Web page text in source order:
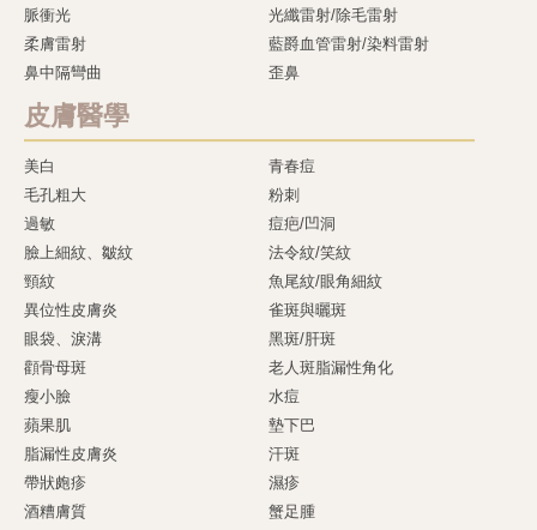
脈衝光
光纖雷射/除毛雷射
柔膚雷射
藍爵血管雷射/染料雷射
鼻中隔彎曲
歪鼻
皮膚醫學
美白
青春痘
毛孔粗大
粉刺
過敏
痘疤/凹洞
臉上細紋、皺紋
法令紋/笑紋
頸紋
魚尾紋/眼角細紋
異位性皮膚炎
雀斑與曬斑
眼袋、淚溝
黑斑/肝斑
顴骨母斑
老人斑脂漏性角化
瘦小臉
水痘
蘋果肌
墊下巴
脂漏性皮膚炎
汗斑
帶狀皰疹
濕疹
酒糟膚質
蟹足腫